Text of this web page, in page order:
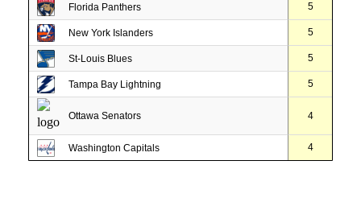
Florida Panthers 5
New York Islanders 5
St-Louis Blues 5
Tampa Bay Lightning 5
Ottawa Senators 4
Washington Capitals 4